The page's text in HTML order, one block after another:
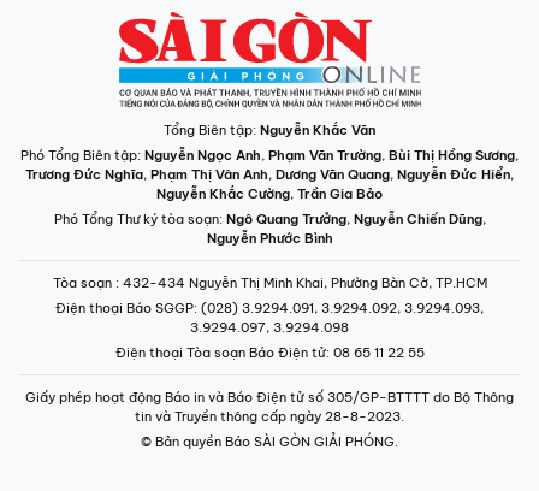
Tổng Biên tập: Nguyễn Khắc Văn
Phó Tổng Biên tập: Nguyễn Ngọc Anh, Phạm Văn Trường, Bùi Thị Hồng Sương,
Trương Đức Nghĩa, Phạm Thị Vân Anh, Dương Văn Quang, Nguyễn Đức Hiển,
Nguyễn Khắc Cường, Trần Gia Bảo
Phó Tổng Thư ký tòa soạn: Ngô Quang Trưởng, Nguyễn Chiến Dũng,
Nguyễn Phước Bình
Tòa soạn : 432-434 Nguyễn Thị Minh Khai, Phường Bàn Cờ, TP.HCM
Điện thoại Báo SGGP: (028) 3.9294.091, 3.9294.092, 3.9294.093,
3.9294.097, 3.9294.098
Điện thoại Tòa soạn Báo Điện tử: 08 65 11 22 55
Giấy phép hoạt động Báo in và Báo Điện tử số 305/GP-BTTTT do Bộ Thông
tin và Truyền thông cấp ngày 28-8-2023.
© Bản quyền Báo SÀI GÒN GIẢI PHÓNG.